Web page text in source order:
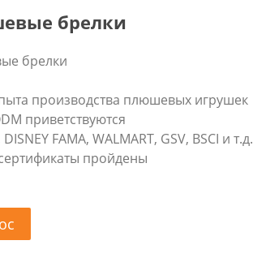
брелки
брелки
производства плюшевых игрушек
приветствуются
FAMA, WALMART, GSV, BSCI и т.д.
пройдены